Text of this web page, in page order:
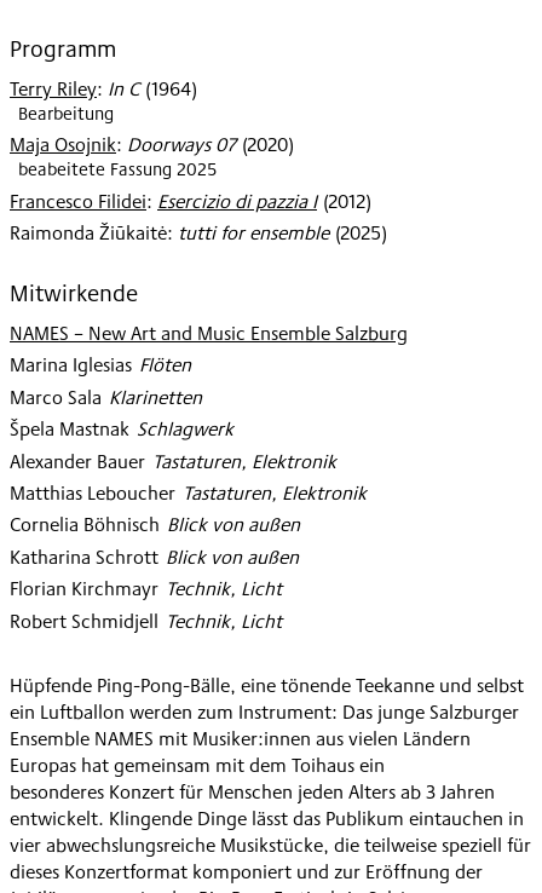
Programm
Terry Riley: In C (1964)
Bearbeitung
Maja Osojnik: Doorways 07 (2020)
beabeitete Fassung 2025
Francesco Filidei: Esercizio di pazzia I (2012)
Raimonda Žiūkaitė: tutti for ensemble (2025)
Mitwirkende
NAMES – New Art and Music Ensemble Salzburg
Marina Iglesias
: Flöten
Marco Sala: Klarinetten
Špela Mastnak
: Schlagwerk
Alexander Bauer
: Tastaturen, Elektronik
Matthias Leboucher
: Tastaturen, Elektronik
Cornelia Böhnisch: Blick von außen
Katharina Schrott
: Blick von außen
Florian Kirchmayr
: Technik, Licht
Robert Schmidjell: Technik, Licht
Hüpfende Ping-Pong-Bälle, eine tönende Teekanne und selbst
ein Luftballon werden zum Instrument: Das junge Salzburger
Ensemble NAMES mit Musiker:innen aus vielen Ländern
Europas hat gemeinsam mit dem Toihaus ein
besonderes Konzert für Menschen jeden Alters ab 3 Jahren
entwickelt. Klingende Dinge lässt das Publikum eintauchen in
vier abwechslungsreiche Musikstücke, die teilweise speziell für
dieses Konzertformat komponiert und zur Eröffnung der